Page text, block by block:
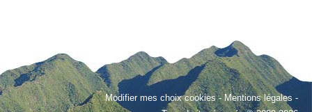
Modifier mes choix cookies-Mentions légales -